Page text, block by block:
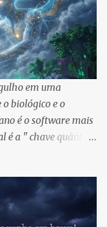
em uma
biológico e o
é o software mais
é a " chave quântica
perda de
com seu escudo
geológico que